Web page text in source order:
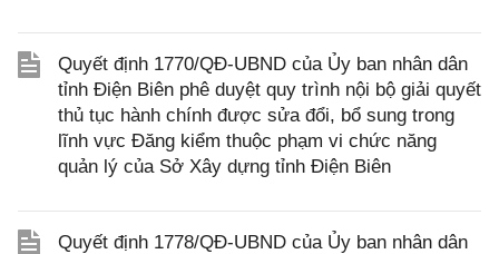
Quyết định 1770/QĐ-UBND của Ủy ban nhân dân
tỉnh Điện Biên phê duyệt quy trình nội bộ giải quyết
thủ tục hành chính được sửa đổi, bổ sung trong
lĩnh vực Đăng kiểm thuộc phạm vi chức năng
quản lý của Sở Xây dựng tỉnh Điện Biên
Quyết định 1778/QĐ-UBND của Ủy ban nhân dân